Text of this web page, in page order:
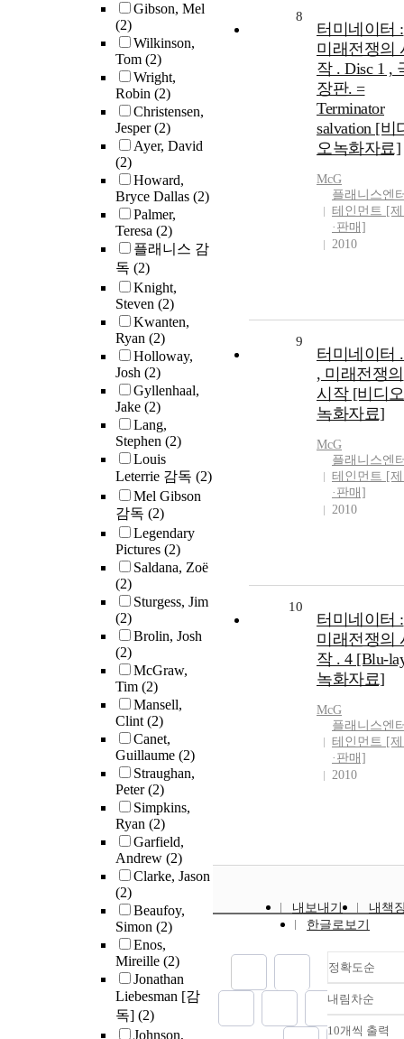
Gibson, Mel
(2)
Wilkinson,
Tom (2)
Wright,
Robin (2)
Christensen,
Jesper(2)
Ayer, David
(2)
Howard,
Bryce Dallas (2)
Palmer,
Teresa (2)
플래니스 감
독 (2)
Knight,
Steven (2)
Kwanten,
Ryan (2)
Holloway,
Josh (2)
Gyllenhaal,
Jake (2)
Lang,
Stephen (2)
Louis
Leterrie 감독 (2)
Mel Gibson
감독 (2)
Legendary
Pictures (2)
Saldana, Zoë
(2)
Sturgess, Jim
(2)
Brolin, Josh
(2)
McGraw,
Tim (2)
Mansell,
Clint(2)
Canet,
Guillaume (2)
Straughan,
Peter(2)
Simpkins,
Ryan (2)
Garfield,
Andrew (2)
Clarke, Jason
(2)
Beaufoy,
Simon (2)
Enos,
Mireille (2)
Jonathan
Liebesman [감
독] (2)
Johnson,
8
터미네이터 :
미래전쟁의
작 . Disc 1 ,
장판. =
Terminator
salvation [비
오녹화자료]
McG
플래니스엔
테인먼트 [
·판매]
2010
9
터미네이터
, 미래전쟁의
시작 [비디오
녹화자료]
McG
플래니스엔
테인먼트 [
·판매]
2010
10
터미네이터 :
미래전쟁의
작 . 4 [Blu-
녹화자료]
McG
플래니스엔
테인먼트 [
·판매]
2010
내보내기
내책
한글로보기
정확도순
정확
순
내림차순
10개씩 출력